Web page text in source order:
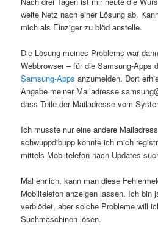
weite Netz nach einer Lösung ab.
mich als Einziger zu blöd anstelle.
Die Lösung meines Problems war
Webbrowser – für die Samsung-Apps
Samsung-Apps anzumelden. Dort
Angabe meiner Mailadresse
dass Teile der Mailadresse vom
Ich musste nur eine andere
schwuppdibupp konnte ich mich
mittels Mobiltelefon nach Updates
Mal ehrlich, kann man diese
Mobiltelefon anzeigen lassen. Ich bin
verblödet, aber solche Probleme will
Suchmaschinen lösen.